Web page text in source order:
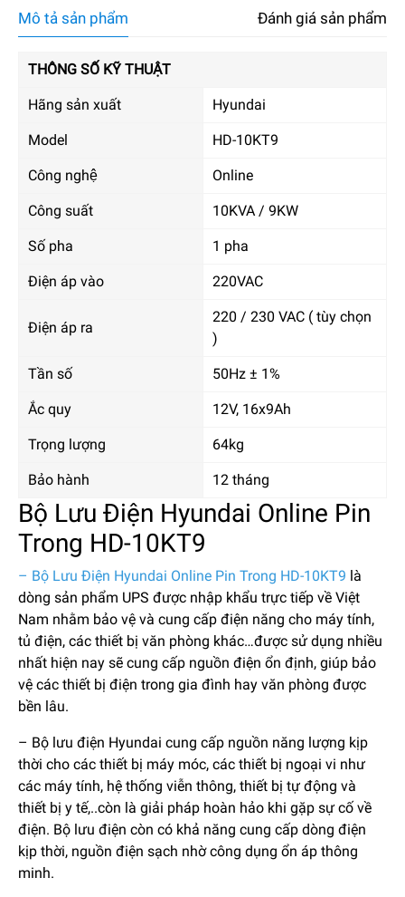
Mô tả sản phẩm Đánh giá sản phẩm
THÔNG SỐ KỸ THUẬT
Hãng sản xuất Hyundai
Model HD-10KT9
Công nghệ Online
Công suất 10KVA / 9KW
Số pha 1 pha
Điện áp vào 220VAC
Điện áp ra
220 / 230 VAC ( tùy chọn
)
Tần số 50Hz ± 1%
Ắc quy 12V, 16x9Ah
Trọng lượng 64kg
Bảo hành 12 tháng
Bộ Lưu Điện Hyundai Online Pin
Trong HD-10KT9
– Bộ Lưu Điện Hyundai Online Pin Trong HD-10KT9 là
dòng sản phẩm UPS được nhập khẩu trực tiếp về Việt
Nam nhằm bảo vệ và cung cấp điện năng cho máy tính,
tủ điện, các thiết bị văn phòng khác…được sử dụng nhiều
nhất hiện nay sẽ cung cấp nguồn điện ổn định, giúp bảo
vệ các thiết bị điện trong gia đình hay văn phòng được
bền lâu.
– Bộ lưu điện Hyundai cung cấp nguồn năng lượng kịp
thời cho các thiết bị máy móc, các thiết bị ngoại vi như
các máy tính, hệ thống viễn thông, thiết bị tự động và
thiết bị y tế,..còn là giải pháp hoàn hảo khi gặp sự cố về
điện. Bộ lưu điện còn có khả năng cung cấp dòng điện
kịp thời, nguồn điện sạch nhờ công dụng ổn áp thông
minh.